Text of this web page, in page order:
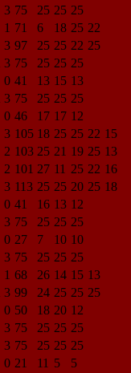
3 75 25 25 25
1 71 6 18 25 22
3 97 25 25 22 25
3 75 25 25 25
0 41 13 15 13
3 75 25 25 25
0 46 17 17 12
3 105 18 25 25 22 15
2 103 25 21 19 25 13
2 101 27 11 25 22 16
3 113 25 25 20 25 18
0 41 16 13 12
3 75 25 25 25
0 27 7 10 10
3 75 25 25 25
1 68 26 14 15 13
3 99 24 25 25 25
0 50 18 20 12
3 75 25 25 25
3 75 25 25 25
0 21 11 5
5